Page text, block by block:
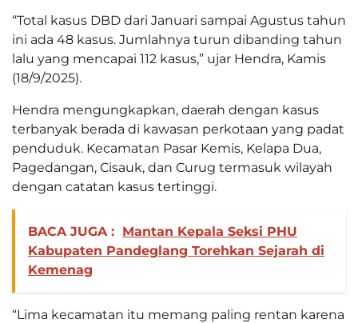
“Total kasus DBD dari Januari sampai Agustus tahun
ini ada 48 kasus. Jumlahnya turun dibanding tahun
lalu yang mencapai 112 kasus,” ujar Hendra, Kamis
(18/9/2025).
Hendra mengungkapkan, daerah dengan kasus
terbanyak berada di kawasan perkotaan yang padat
penduduk. Kecamatan Pasar Kemis, Kelapa Dua,
Pagedangan, Cisauk, dan Curug termasuk wilayah
dengan catatan kasus tertinggi.
BACA JUGA : Mantan Kepala Seksi PHU
Kabupaten Pandeglang Torehkan Sejarah di
Kemenag
“Lima kecamatan itu memang paling rentan karena